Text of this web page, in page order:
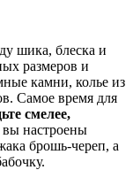
шика, блеска и
размеров и
камни, колье из
Самое время для
смелее,
настроены
брошь-череп, а